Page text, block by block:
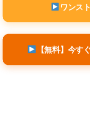
ワンス
【無料】今す